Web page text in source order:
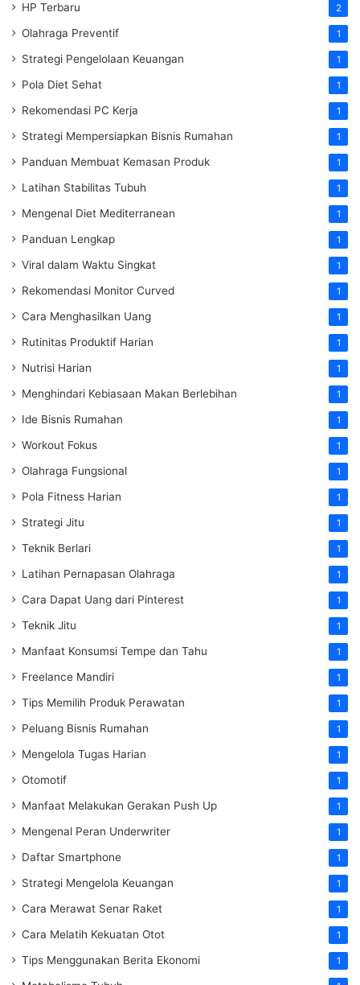
HP Terbaru 2
Olahraga Preventif 1
Strategi Pengelolaan Keuangan 1
Pola Diet Sehat 1
Rekomendasi PC Kerja 1
Strategi Mempersiapkan Bisnis Rumahan 1
Panduan Membuat Kemasan Produk 1
Latihan Stabilitas Tubuh 1
Mengenal Diet Mediterranean 1
Panduan Lengkap 1
Viral dalam Waktu Singkat 1
Rekomendasi Monitor Curved 1
Cara Menghasilkan Uang 1
Rutinitas Produktif Harian 1
Nutrisi Harian 1
Menghindari Kebiasaan Makan Berlebihan 1
Ide Bisnis Rumahan 1
Workout Fokus 1
Olahraga Fungsional 1
Pola Fitness Harian 1
Strategi Jitu 1
Teknik Berlari 1
Latihan Pernapasan Olahraga 1
Cara Dapat Uang dari Pinterest 1
Teknik Jitu 1
Manfaat Konsumsi Tempe dan Tahu 1
Freelance Mandiri 1
Tips Memilih Produk Perawatan 1
Peluang Bisnis Rumahan 1
Mengelola Tugas Harian 1
Otomotif 1
Manfaat Melakukan Gerakan Push Up 1
Mengenal Peran Underwriter 1
Daftar Smartphone 1
Strategi Mengelola Keuangan 1
Cara Merawat Senar Raket 1
Cara Melatih Kekuatan Otot 1
Tips Menggunakan Berita Ekonomi 1